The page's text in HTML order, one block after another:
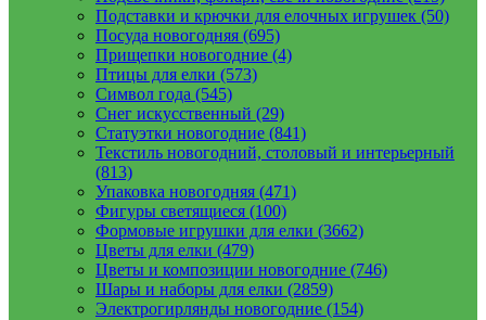
Подставки и крючки для елочных игрушек (50)
Посуда новогодняя (695)
Прищепки новогодние (4)
Птицы для елки (573)
Символ года (545)
Снег искусственный (29)
Статуэтки новогодние (841)
Текстиль новогодний, столовый и интерьерный
(813)
Упаковка новогодняя (471)
Фигуры светящиеся (100)
Формовые игрушки для елки (3662)
Цветы для елки (479)
Цветы и композиции новогодние (746)
Шары и наборы для елки (2859)
Электрогирлянды новогодние (154)